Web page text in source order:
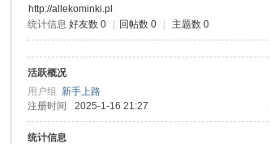
http://allekominki.pl
统计信息 好友数 0 回帖数 0 主题数 0
活跃概况
用户组新手上路
注册时间
2025-1-16 21:27
统计信息